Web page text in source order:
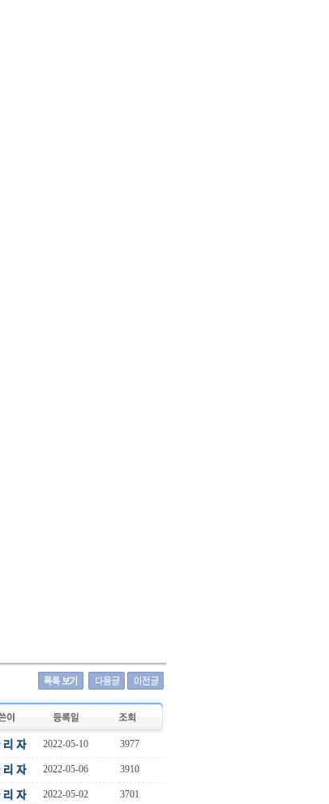
2022-05-10 3977
2022-05-06 3910
2022-05-02 3701